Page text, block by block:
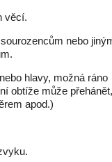
věcí.
nebo
hlavy, možná ráno
obtíže může přehánět,
apod.)